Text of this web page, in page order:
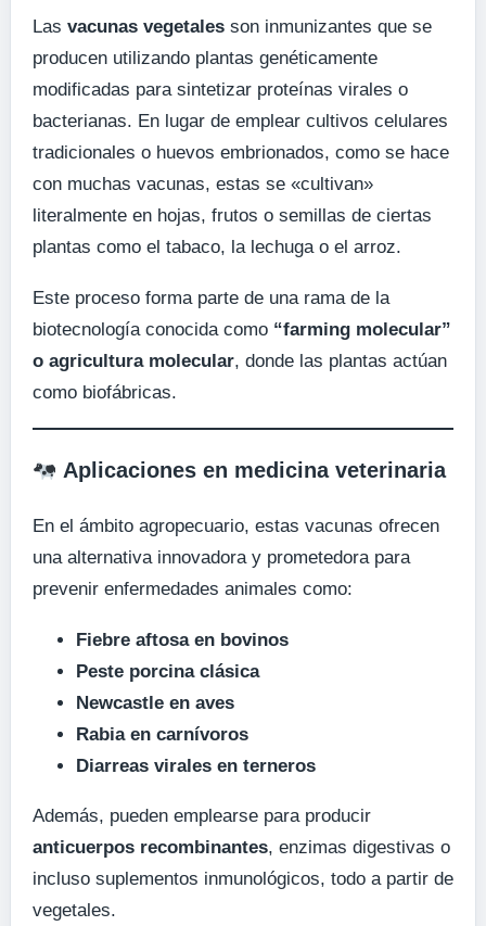
Las vacunas vegetales son inmunizantes que se
producen utilizando plantas genéticamente
modificadas para sintetizar proteínas virales o
bacterianas. En lugar de emplear cultivos celulares
tradicionales o huevos embrionados, como se hace
con muchas vacunas, estas se «cultivan»
literalmente en hojas, frutos o semillas de ciertas
plantas como el tabaco, la lechuga o el arroz.
Este proceso forma parte de una rama de la
biotecnología conocida como “farming molecular”
o agricultura molecular, donde las plantas actúan
como biofábricas.
Aplicaciones en medicina veterinaria
En el ámbito agropecuario, estas vacunas ofrecen
una alternativa innovadora y prometedora para
prevenir enfermedades animales como:
Fiebre aftosa en bovinos
Peste porcina clásica
Newcastle en aves
Rabia en carnívoros
Diarreas virales en terneros
Además, pueden emplearse para producir
anticuerpos recombinantes, enzimas digestivas o
incluso suplementos inmunológicos, todo a partir de
vegetales.